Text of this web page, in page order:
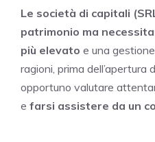
Le società di capitali
patrimonio ma
più elevato e una
ragioni, prima dell’apertura
opportuno valutare
e farsi assistere da un